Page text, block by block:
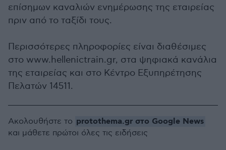
επίσημων καναλιών ενημέρωσης της εταιρείας
πριν από το ταξίδι τους.
Περισσότερες πληροφορίες είναι διαθέσιμες
στο www.hellenictrain.gr, στα ψηφιακά κανάλια
της εταιρείας και στο Κέντρο Εξυπηρέτησης
Πελατών 14511.
Ακολουθήστε το protothema.gr στο Google News
και μάθετε πρώτοι όλες τις ειδήσεις